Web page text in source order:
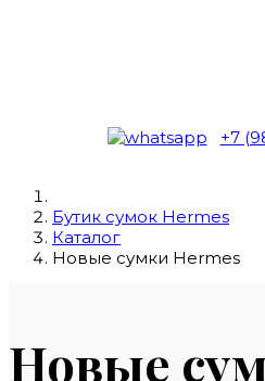
+7
Бутик сумок Hermes
Каталог
Новые сумки Hermes
Новые